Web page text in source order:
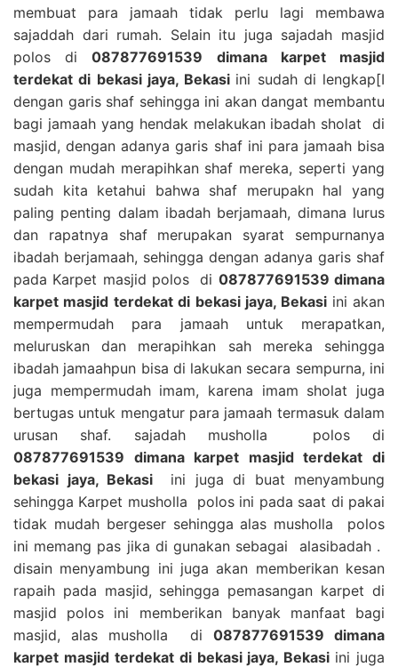
membuat para jamaah tidak perlu lagi membawa
sajaddah dari rumah. Selain itu juga sajadah masjid
polos di087877691539 dimana karpet masjid
terdekat di bekasi jaya, Bekasi ini sudah di lengkap[I
dengan garis shaf sehingga ini akan dangat membantu
bagi jamaah yang hendak melakukan ibadah sholat di
masjid, dengan adanya garis shaf ini para jamaah bisa
dengan mudah merapihkan shaf mereka, seperti yang
sudah kita ketahui bahwa shaf merupakn hal yang
paling penting dalam ibadah berjamaah, dimana lurus
dan rapatnya shaf merupakan syarat sempurnanya
ibadah berjamaah, sehingga dengan adanya garis shaf
pada Karpet masjid polos di 087877691539 dimana
karpet masjid terdekat di bekasi jaya, Bekasi ini akan
mempermudah para jamaah untuk merapatkan,
meluruskan dan merapihkan sah mereka sehingga
ibadah jamaahpun bisa di lakukan secara sempurna, ini
juga mempermudah imam, karena imam sholat juga
bertugas untuk mengatur para jamaah termasuk dalam
urusan shaf. sajadah musholla polos di
087877691539 dimana karpet masjid terdekat di
bekasi jaya, Bekasi
ini juga di buat menyambung
sehingga Karpet musholla polos ini pada saat di pakai
tidak mudah bergeser sehingga alas musholla polos
ini memang pas jika di gunakan sebagai alasibadah .
disain menyambung ini juga akan memberikan kesan
rapaih pada masjid, sehingga pemasangan karpet di
masjid polos ini memberikan banyak manfaat bagi
masjid, alas musholla di 087877691539 dimana
karpet masjid terdekat di bekasi jaya, Bekasi ini juga